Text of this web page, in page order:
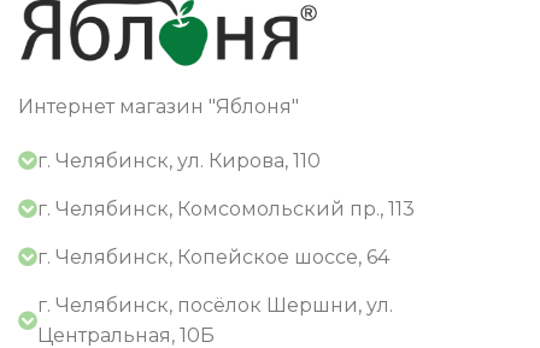
Интернет магазин "Яблоня"
г. Челябинск, ул. Кирова, 110
г. Челябинск, Комсомольский пр., 113
г. Челябинск, Копейское шоссе, 64
г. Челябинск, посёлок Шершни, ул.
Центральная, 10Б